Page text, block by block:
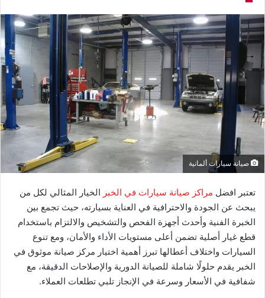
صيانة سيارات ألمانية
تعتبر افضل مراكز صيانة سيارات في الخبر الخيار المثالي لكل من
يبحث عن الجودة والاحترافية في العناية بسيارته، حيث تجمع بين
الخبرة الفنية وأحدث أجهزة الفحص والتشخيص والالتزام باستخدام
قطع غيار أصلية تضمن أعلى مستويات الأداء والأمان، ومع تنوع
السيارات واختلاف أعطالها تبرز أهمية اختيار مركز صيانة موثوق في
الخبر يقدم حلولًا شاملة للصيانة الدورية والإصلاحات الدقيقة، مع
شفافية في الأسعار وسرعة في الإنجاز تلبي تطلعات العملاء.